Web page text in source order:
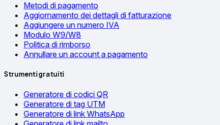
Metodi di pagamento
Aggiornamento dei dettagli di fatturazione
Aggiungere un numero IVA
Modulo W9/W8
Politica di rimborso
Annullare un account a pagamento
Strumenti gratuiti
Generatore di codici QR
Generatore di tag UTM
Generatore di link WhatsApp